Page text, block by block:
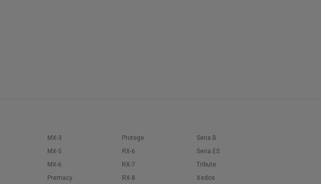
MX-3
MX-5
MX-6
Premacy
Protege
RX-6
RX-7
RX-8
Seria B
Seria ES
Tribute
Xedos